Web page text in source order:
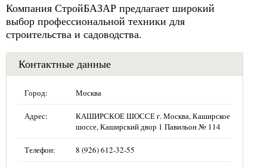
Компания СтройБАЗАР предлагает широкий
выбор профессиональной техники для
строительства и садоводства.
Контактные данные
Город: Москва
Адрес:
КАШИРСКОЕ ШОССЕ г. Москва, Каширское
шоссе, Каширский двор 1 Павильон № 114
Телефон: 8 (926) 612-32-55